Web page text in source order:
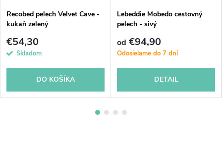
Recobed pelech Velvet Cave -
kukaň zelený
€54,30
Skladom
DO KOŠÍKA
Lebeddie Mobedo cestovný
pelech - sivý
od €94,90
Odosielame do 7 dní
DETAIL